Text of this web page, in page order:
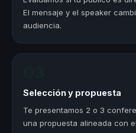
El mensaje y el speaker
audiencia.
Selección y propuesta
Te presentamos 2 o 3
una propuesta alineada con